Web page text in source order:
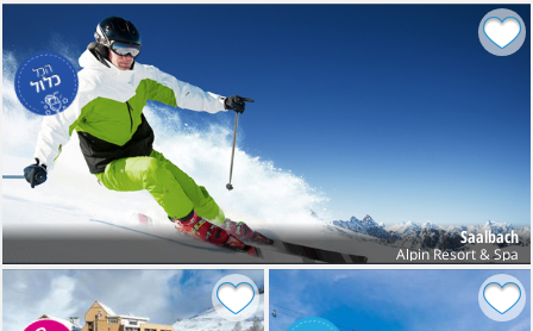
Saalbach
Alpin Resort & Spa